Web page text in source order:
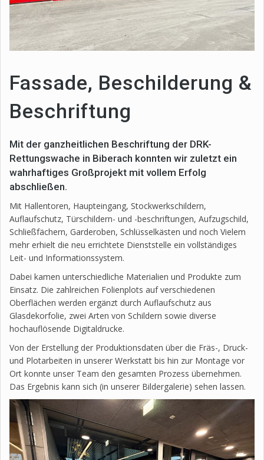
Fassade, Beschilderung &
Beschriftung
Mit der ganzheitlichen Beschriftung der DRK-
Rettungswache in Biberach konnten wir zuletzt ein
wahrhaftiges Großprojekt mit vollem Erfolg
abschließen.
Mit Hallentoren, Haupteingang, Stockwerkschildern,
Auflaufschutz, Türschildern- und -beschriftungen, Aufzugschild,
Schließfächern, Garderoben, Schlüsselkästen und noch Vielem
mehr erhielt die neu errichtete Dienststelle ein vollständiges
Leit- und Informationssystem.
Dabei kamen unterschiedliche Materialien und Produkte zum
Einsatz. Die zahlreichen Folienplots auf verschiedenen
Oberflächen werden ergänzt durch Auflaufschutz aus
Glasdekorfolie, zwei Arten von Schildern sowie diverse
hochauflösende Digitaldrucke.
Von der Erstellung der Produktionsdaten über die Fräs-, Druck-
und Plotarbeiten in unserer Werkstatt bis hin zur Montage vor
Ort konnte unser Team den gesamten Prozess übernehmen.
Das Ergebnis kann sich (in unserer Bildergalerie) sehen lassen.